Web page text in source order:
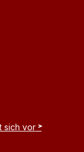
sich vor